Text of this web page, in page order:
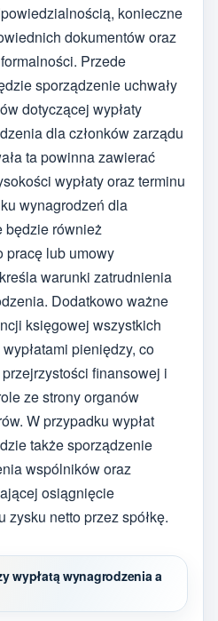
konieczne
dokumentów oraz
Przede
sporządzenie uchwały
dotyczącej wypłaty
dla członków zarządu
ta powinna zawierać
wypłaty oraz terminu
wynagrodzeń dla
będzie również
pracę lub umowy
warunki zatrudnienia
Dodatkowo ważne
księgowej wszystkich
pieniędzy, co
finansowej i
ze strony organów
W przypadku wypłat
także sporządzenie
wspólników oraz
osiągnięcie
netto przez spółkę.
wypłatą wynagrodzenia a